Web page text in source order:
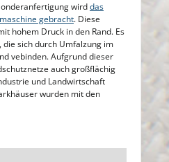
wirddas
gebracht. Diese
hohem Druck in den Rand. Es
die sich durch Umfalzung im
vebinden. Aufgrund dieser
auch großflächig
und Landwirtschaft
wurden mit den